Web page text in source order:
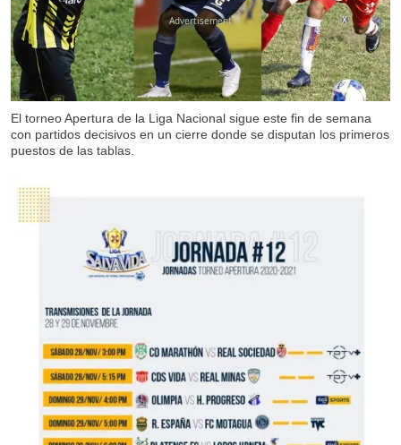
El torneo Apertura de la Liga Nacional sigue este fin de semana
con partidos decisivos en un cierre donde se disputan los primeros
puestos de las tablas.
X